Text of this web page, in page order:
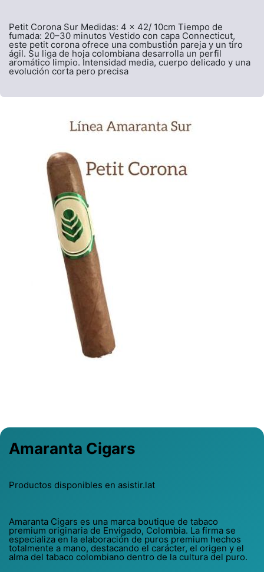
Petit Corona Sur Medidas: 4 x 42/ 10cm Tiempo de
fumada: 20–30 minutos Vestido con capa Connecticut,
este petit corona ofrece una combustión pareja y un tiro
ágil. Su liga de hoja colombiana desarrolla un perfil
aromático limpio. Intensidad media, cuerpo delicado y una
evolución corta pero precisa
Amaranta Cigars
Productos disponibles en asistir.lat
Amaranta Cigars es una marca boutique de tabaco
premium originaria de Envigado, Colombia. La firma se
especializa en la elaboración de puros premium hechos
totalmente a mano, destacando el carácter, el origen y el
alma del tabaco colombiano dentro de la cultura del puro.